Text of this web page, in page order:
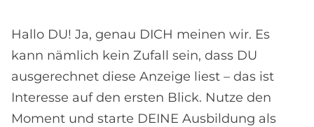
Hallo DU! Ja, genau DICH meinen wir. Es
kann nämlich kein Zufall sein, dass DU
ausgerechnet diese Anzeige liest – das ist
Interesse auf den ersten Blick. Nutze den
Moment und starte DEINE Ausbildung als